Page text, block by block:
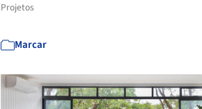
Projetos
Marcar